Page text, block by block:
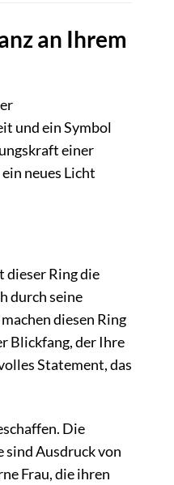
an Ihrem
und ein Symbol
einer
neues Licht
dieser Ring die
durch seine
diesen Ring
Blickfang, der Ihre
Statement, das
Die
sind Ausdruck von
Frau, die ihren